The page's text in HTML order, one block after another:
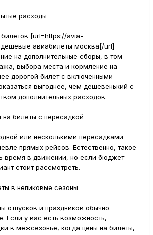
расходы
[url=https://avia-
дешевые авиабилеты москва[/url]
на дополнительные сборы, в том
выбора места и кормление на
дорогой билет с включенными
выгоднее, чем дешевенький с
дополнительных расходов.
на билеты с пересадкой
или несколькими пересадками
прямых рейсов. Естественно, такое
время в движении, но если бюджет
стоит рассмотреть.
в непиковые сезоны
отпусков и праздников обычно
Если у вас есть возможность,
в межсезонье, когда цены на билеты,